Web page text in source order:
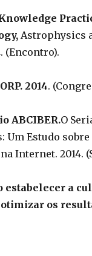
Astrophysics
(Encontro).
2014.
ABCIBER.O
Um Estudo
Internet. 2014.
estabelecer a
os